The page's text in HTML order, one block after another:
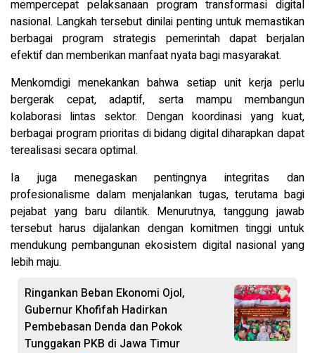
mempercepat pelaksanaan program transformasi digital
nasional. Langkah tersebut dinilai penting untuk memastikan
berbagai program strategis pemerintah dapat berjalan
efektif dan memberikan manfaat nyata bagi masyarakat.
Menkomdigi menekankan bahwa setiap unit kerja perlu
bergerak cepat, adaptif, serta mampu membangun
kolaborasi lintas sektor. Dengan koordinasi yang kuat,
berbagai program prioritas di bidang digital diharapkan dapat
terealisasi secara optimal.
Ia juga menegaskan pentingnya integritas dan
profesionalisme dalam menjalankan tugas, terutama bagi
pejabat yang baru dilantik. Menurutnya, tanggung jawab
tersebut harus dijalankan dengan komitmen tinggi untuk
mendukung pembangunan ekosistem digital nasional yang
lebih maju.
Ringankan Beban Ekonomi Ojol,
Gubernur Khofifah Hadirkan
Pembebasan Denda dan Pokok
Tunggakan PKB di Jawa Timur